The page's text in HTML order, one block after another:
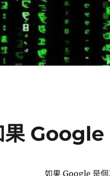
果 Google
如果 Google 是